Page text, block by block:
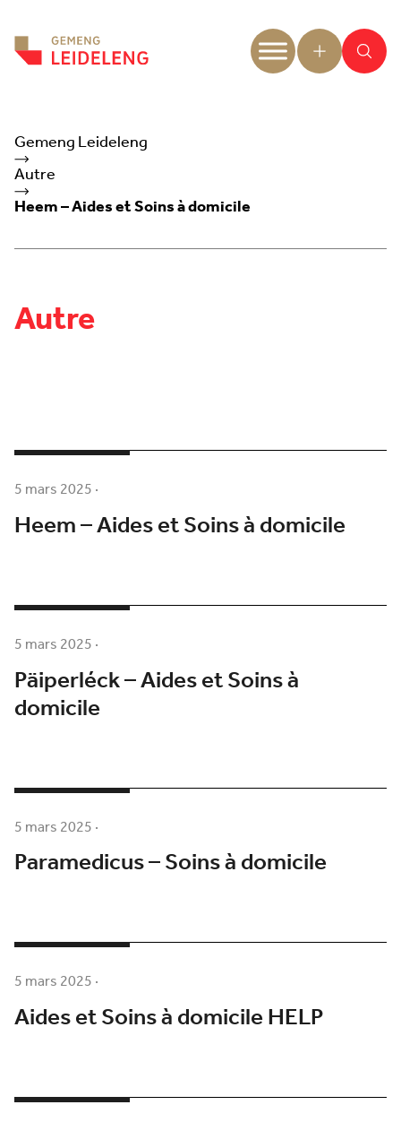
Gemeng Leideleng
Autre
Heem – Aides et Soins à domicile
Autre
5 mars 2025·
Heem – Aides et Soins à domicile
5 mars 2025·
Päiperléck – Aides et Soins à
domicile
5 mars 2025·
Paramedicus – Soins à domicile
5 mars 2025·
Aides et Soins à domicile HELP